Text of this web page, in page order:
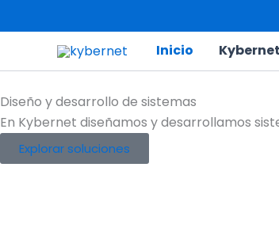
to
Inicio Kybernet
Diseño y desarrollo de sistemas
En Kybernet diseñamos y desarrollamos
Explorar soluciones